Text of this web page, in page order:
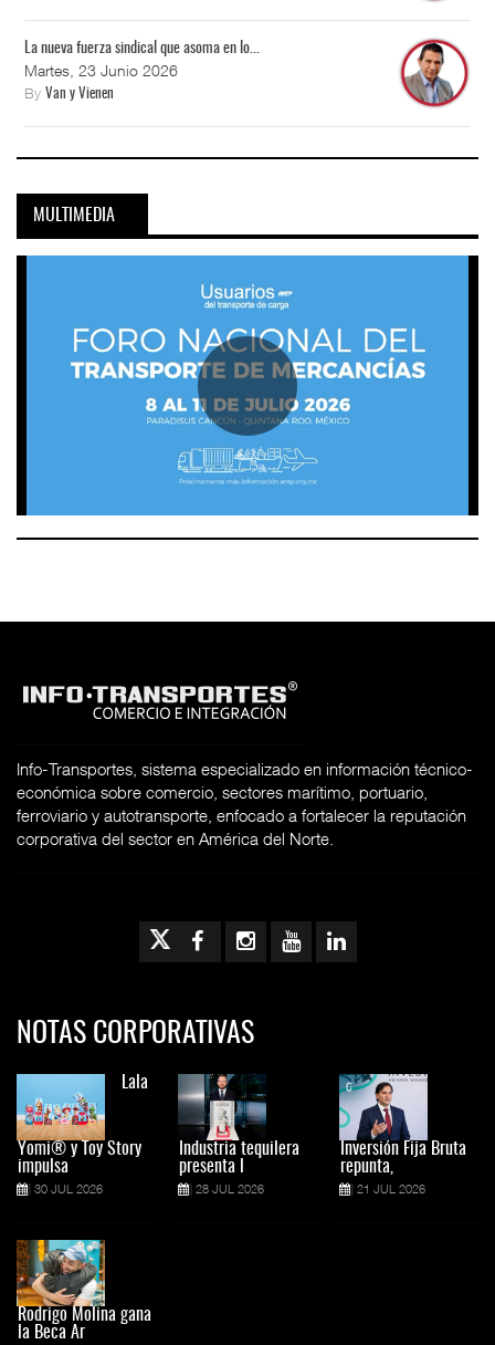
La nueva fuerza sindical que asoma en lo...
Martes, 23 Junio 2026
By Van y Vienen
MULTIMEDIA
Info-Transportes, sistema especializado en información técnico-
económica sobre comercio, sectores marítimo, portuario,
ferroviario y autotransporte, enfocado a fortalecer la reputación
corporativa del sector en América del Norte.
NOTAS CORPORATIVAS
Lala
Yomi® y Toy Story
impulsa
30 JUL 2026
Rodrigo Molina gana
la Beca Ar
Industria tequilera
presenta l
28 JUL 2026
Inversión Fija Bruta
repunta,
21 JUL 2026